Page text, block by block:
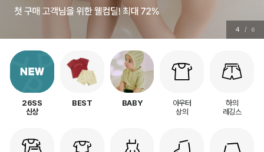
5 / 6
26SS
신상
BEST BABY
아우터
상의
하의
레깅스